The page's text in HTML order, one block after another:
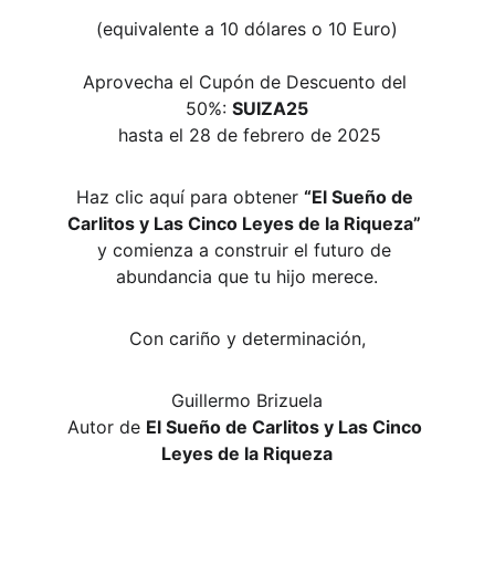
(equivalente a 10 dólares o 10 Euro)
Aprovecha el Cupón de Descuento del
50%: SUIZA25
hasta el 28 de febrero de 2025
Haz clic aquí para obtener “El Sueño de
Carlitos y Las Cinco Leyes de la Riqueza”
y comienza a construir el futuro de
abundancia que tu hijo merece.
Con cariño y determinación,
Guillermo Brizuela
Autor de El Sueño de Carlitos y Las Cinco
Leyes de la Riqueza